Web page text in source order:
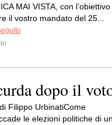
MAI VISTA, con l’obiettivo
il vostro mandato del 25...
dopo il
Filippo UrbinatiCome
le elezioni politiche di